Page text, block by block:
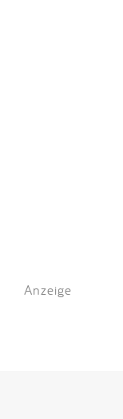
Anzeige